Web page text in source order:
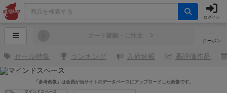
ログイン
─
クーポン
カート確認・ご注文
セール特集 ランキング 入荷速報 高評価作品
「参考画像」は会員が当サイトのデータベースにアップロードした画像です。